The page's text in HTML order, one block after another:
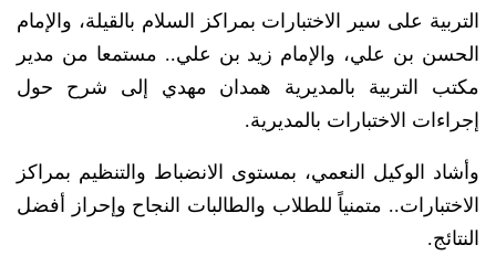
التربية على سير الاختبارات بمراكز السلام بالقيلة، والإمام
الحسن بن علي، والإمام زيد بن علي.. مستمعا من مدير
مكتب التربية بالمديرية همدان مهدي إلى شرح حول
إجراءات الاختبارات بالمديرية.
وأشاد الوكيل النعمي، بمستوى الانضباط والتنظيم بمراكز
الاختبارات.. متمنياً للطلاب والطالبات النجاح وإحراز أفضل
النتائج.